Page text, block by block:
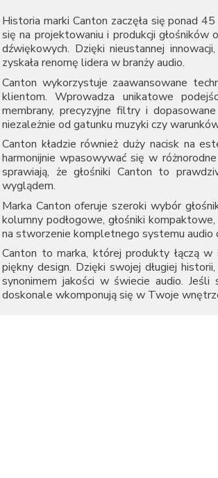
Historia marki Canton zaczęła się ponad
się na projektowaniu i produkcji głośników
dźwiękowych. Dzięki nieustannej
zyskała renomę lidera w branży audio.
Canton wykorzystuje zaawansowane
klientom. Wprowadza unikatowe
membrany, precyzyjne filtry i
niezależnie od gatunku muzyki czy
Canton kładzie również duży nacisk na
harmonijnie wpasowywać się w
sprawiają, że głośniki Canton to
wyglądem.
Marka Canton oferuje szeroki wybór
kolumny podłogowe, głośniki
na stworzenie kompletnego systemu audio
Canton to marka, której produkty łączą
piękny design. Dzięki swojej długiej
synonimem jakości w świecie audio. Jeśli
doskonale wkomponują się w Twoje